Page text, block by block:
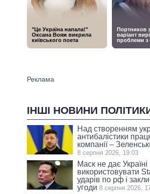
ІНШІ НОВИНИ
Над створенням
антибалістики
компанії –
8 серпня 2026, 19:03
Маск не дає Україні
використовувати
ударів по рф і
угоди 8 серпня 2026,